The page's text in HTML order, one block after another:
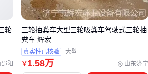
动力不足，而超规格配置又会导致不必
的作业动作——连续爬坡、快速卸料还
具体需求才是确定动力类型的根本依
阳
轮
￥ 1.58万 山东济宁
三轮抽粪车大型三轮吸粪车驾驶式三轮抽
粪车 辉宏
真实性已核验 大型